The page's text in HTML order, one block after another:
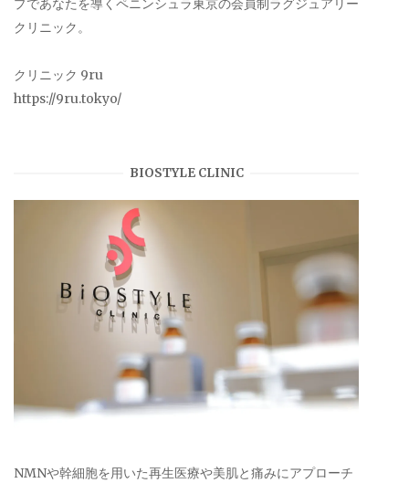
プであなたを導くペニンシュラ東京の会員制ラグジュアリー
クリニック。
クリニック 9ru
https://9ru.tokyo/
BIOSTYLE CLINIC
NMNや幹細胞を用いた再生医療や美肌と痛みにアプローチ